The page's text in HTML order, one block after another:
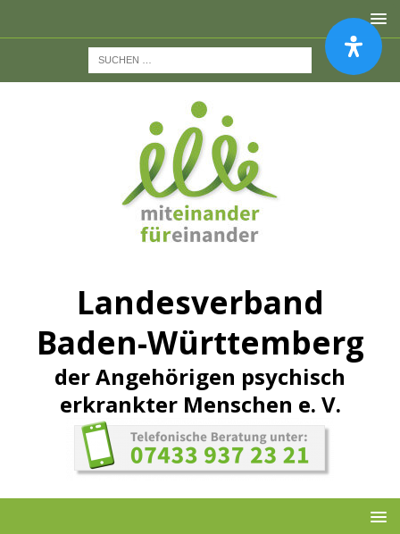
Landesverband
Baden-Württemberg
der Angehörigen psychisch
erkrankter Menschen e. V.